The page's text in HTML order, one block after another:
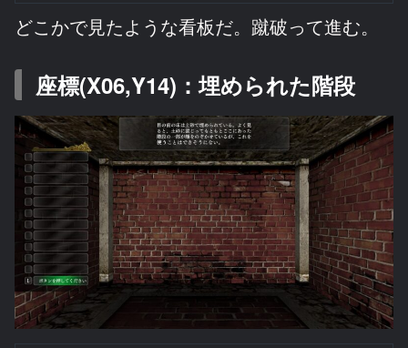
どこかで見たような看板だ。蹴破って進む。
座標(X06,Y14)：埋められた階段